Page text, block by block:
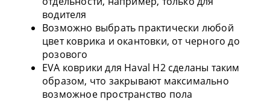
водителя
Возможно выбрать практически любой
цвет коврика и окантовки, от черного до
розового
EVA коврики для Haval H2 сделаны таким
образом, что закрывают максимально
возможное пространство пола